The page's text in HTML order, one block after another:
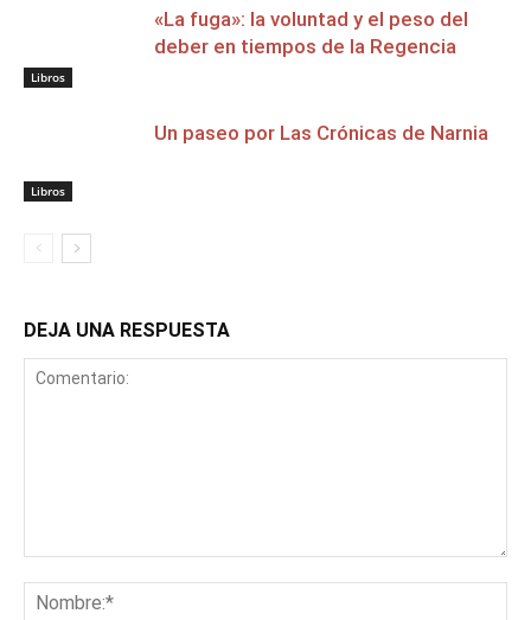
Libros
«La fuga»: la voluntad y el peso del
deber en tiempos de la Regencia
Libros
Un paseo por Las Crónicas de Narnia
DEJA UNA RESPUESTA